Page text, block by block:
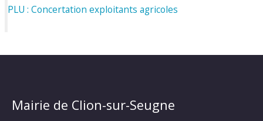
PLU : Concertation exploitants agricoles
Mairie de Clion-sur-Seugne